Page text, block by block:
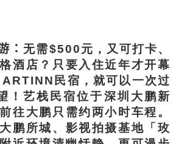
无需$500元， 又 可打卡、
格酒店 ？ 只要 入住近年才开幕
ARTINN 民宿 ，就可以一次过
！ 艺栈 民宿位于深圳大鹏新
前往大鹏只 需约两小时车程。
鹏所城、影视拍摄基地「玫